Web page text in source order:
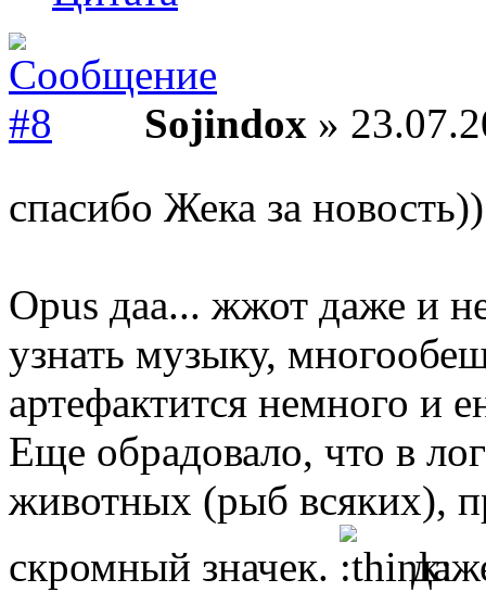
Sojindox »
спасибо Жека за
Opus даа... жжот даже и
узнать музыку,
артефактится немного и
Еще обрадовало, что в
животных (рыб всяких),
скромный значек.